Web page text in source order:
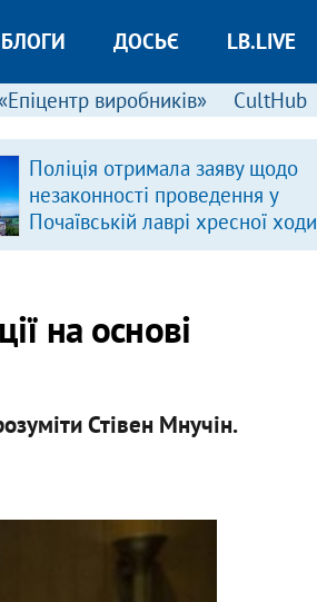
БЛОГИ ДОСЬЄ LB.LIVE
«Епіцентр виробників» CultHub
Поліція отримала заяву щодо
незаконності проведення у
Почаївській лаврі хресної ходи
на основі
Стівен Мнучін.